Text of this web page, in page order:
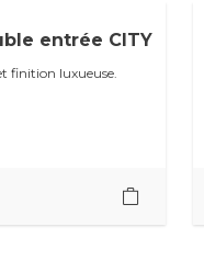
entrée CITY
finition luxueuse.